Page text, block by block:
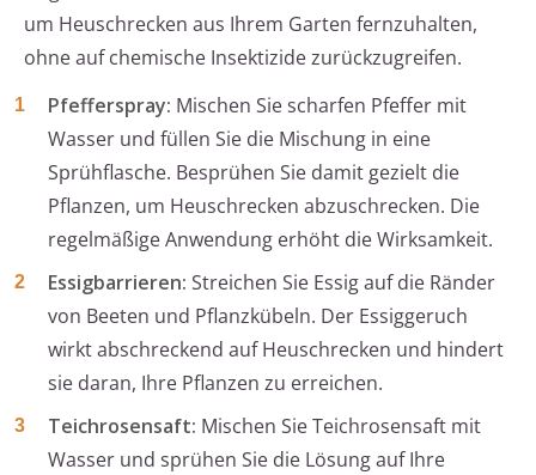
um Heuschrecken aus Ihrem Garten fernzuhalten,
ohne auf chemische Insektizide zurückzugreifen.
Pfefferspray: Mischen Sie scharfen Pfeffer mit
Wasser und füllen Sie die Mischung in eine
Sprühflasche. Besprühen Sie damit gezielt die
Pflanzen, um Heuschrecken abzuschrecken. Die
regelmäßige Anwendung erhöht die Wirksamkeit.
Essigbarrieren: Streichen Sie Essig auf die Ränder
von Beeten und Pflanzkübeln. Der Essiggeruch
wirkt abschreckend auf Heuschrecken und hindert
sie daran, Ihre Pflanzen zu erreichen.
Teichrosensaft: Mischen Sie Teichrosensaft mit
Wasser und sprühen Sie die Lösung auf Ihre